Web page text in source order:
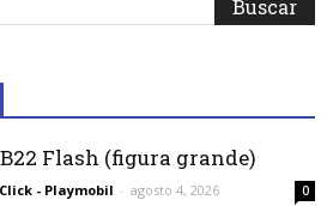
Flash (figura grande)
- Playmobil - agosto 4, 2026 0